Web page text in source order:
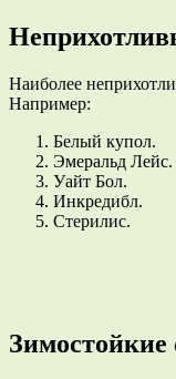
Наиболее
Например:
Белый купол.
Эмеральд Лейс.
Уайт Бол.
Инкредибл.
Стерилис.
Зимостойкие